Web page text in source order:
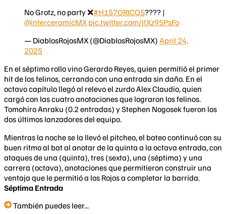
No Grotz, no party ❌#H1S7ORICOS???? |
@interceramicMX pic.twitter.com/jfXz95PsFo
— DiablosRojosMX (@DiablosRojosMX) April 24,
2025
En el séptimo rollo vino Gerardo Reyes, quien permitió el primer
hit de los felinos, cerrando con una entrada sin daño. En el
octavo capítulo llegó al relevo el zurdo Alex Claudio, quien
cargó con las cuatro anotaciones que lograron los felinos.
Tomohiro Anraku (0.2 entradas) y Stephen Nogosek fueron los
dos últimos lanzadores del equipo.
Mientras la noche se la llevó el pitcheo, el bateo continuó con su
buen ritmo al bat al anotar de la quinta a la octava entrada, con
ataques de una (quinta), tres (sexta), una (séptima) y una
carrera (octava), anotaciones que permitieron construir una
ventaja que le permitió a los Rojos a completar la barrida.
Séptima Entrada
También puedes leer...